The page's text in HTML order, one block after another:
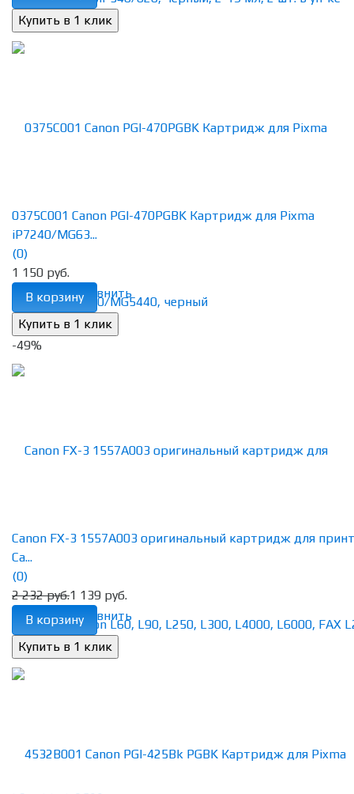
избранное сравнить
0375C001 Canon PGI-470PGBK Картридж для Pixma
iP7240/MG63...
(0)
1 150 руб.
В корзину
-49%
избранное сравнить
Canon FX-3 1557A003 оригинальный картридж для
Ca...
(0)
2 232 руб.1 139 руб.
В корзину